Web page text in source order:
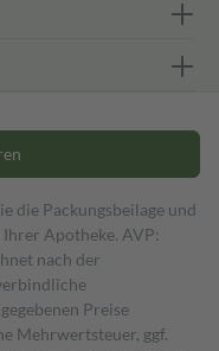
die Packungsbeilage und
Apotheke. AVP:
nach der
Preise
Mehrwertsteuer, ggf.